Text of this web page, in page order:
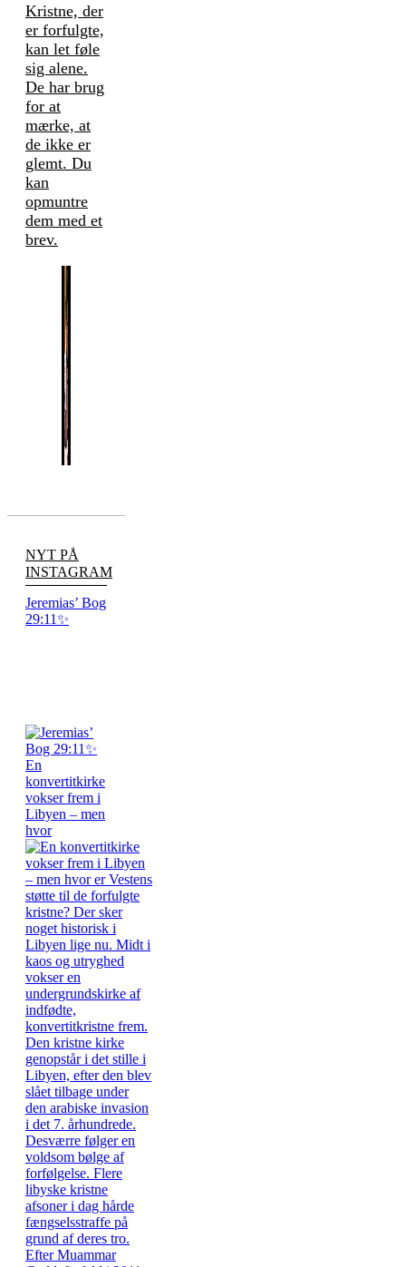
Kristne, der
er forfulgte,
kan let føle
sig alene.
De har brug
for at
mærke, at
de ikke er
glemt. Du
kan
opmuntre
dem med et
brev.
NYT PÅ
INSTAGRAM
Jeremias’ Bog
29:11✨
En
konvertitkirke
vokser frem i
Libyen – men
hvor